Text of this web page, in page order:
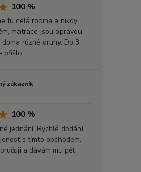
100 %
tu celá rodina a nikdy
matrace jsou opravdu
různé druhy. Do 3
přišlo
zákazník
100 %
jednání. Rychlé dodání.
s tímto obchodem.
a dávám mu pět